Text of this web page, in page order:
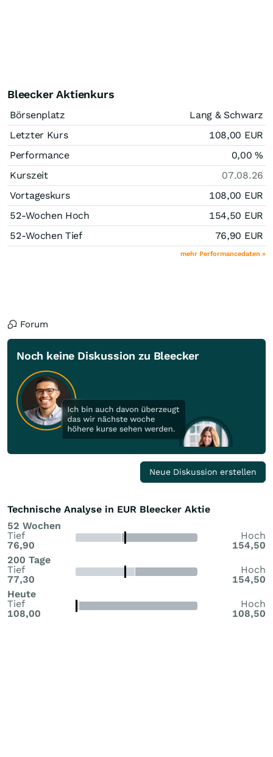
Bleecker Aktienkurs
Börsenplatz
Lang & Schwarz
Letzter Kurs
108,00 EUR
Performance
0,00%
Kurszeit
07.08.26
Vortageskurs
108,00 EUR
52-Wochen Hoch
154,50 EUR
52-Wochen Tief
76,90 EUR
mehr Performancedaten »
Forum
Noch keine Diskussion zu Bleecker
Neue Diskussion erstellen
Technische Analyse in EUR Bleecker Aktie
52 Wochen
Tief
76,90
Hoch
154,50
200 Tage
Tief
77,30
Hoch
154,50
Heute
Tief
108,00
Hoch
108,50